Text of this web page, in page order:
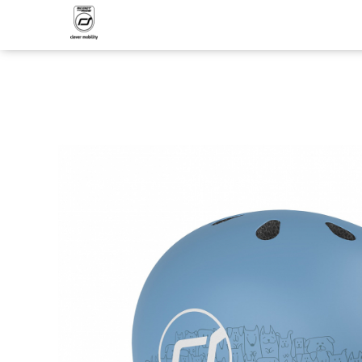
Produsele noastre
Trotineta cu scaun si maner, 3in1,
Highwaykick 1 Push and Go
Trotineta cu scaun, 2in1,
Highwaykick 1, 1-5 ani
Trotineta cu scaun, 2in1,